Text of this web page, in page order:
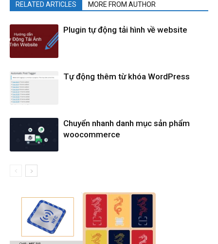
RELATED ARTICLES MORE FROM AUTHOR
Plugin tự động tải hình về website
Tự động thêm từ khóa WordPress
Chuyển nhanh danh mục sản phẩm
woocommerce